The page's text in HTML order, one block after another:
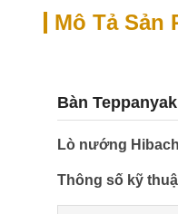
Mô Tả Sản
Bàn
Lò nướng
Thông số kỹ